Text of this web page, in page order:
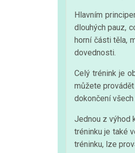
Hlavním
dlouhých pauz,
horní části těla,
dovednosti.
Celý trénink je
můžete
dokončení
Jednou z výhod
tréninku je také
tréninku, lze